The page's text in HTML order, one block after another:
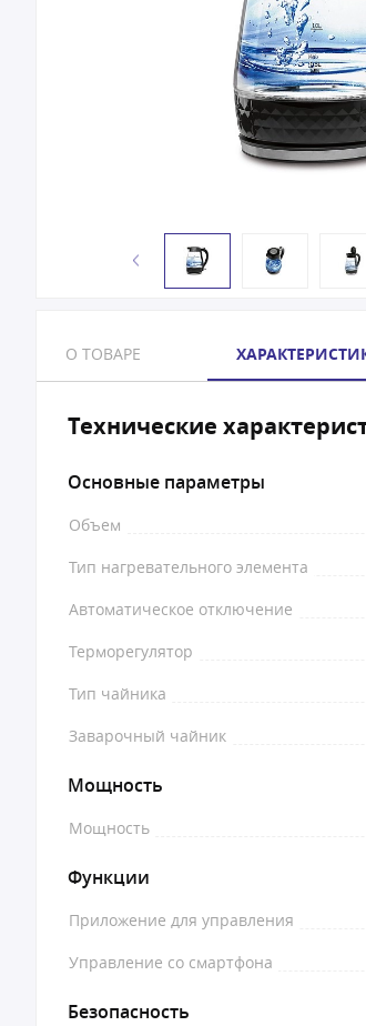
О ТОВАРЕ
Технические
Основные параметры
Объем
Тип нагревательного элемента
Автоматическое отключение
Терморегулятор
Тип чайника
Заварочный чайник
Мощность
Мощность
Функции
Приложение для управления
Управление со смартфона
Безопасность